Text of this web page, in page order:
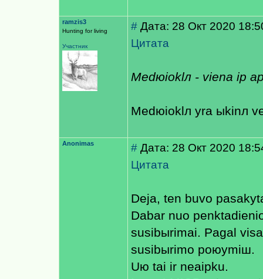
ramzis3
Hunting for living
Участник
# Дата: 28 Окт 2020
Цитата
Medюioklл - viena iр
Medюioklл yra ыkinл
Anonimas # Дата: 28 Окт 2020
Цитата
Deja, ten buvo
Dabar nuo
susibыrimai. Pagal
susibыrimo poюymiш.
Uю tai ir neaiрku.